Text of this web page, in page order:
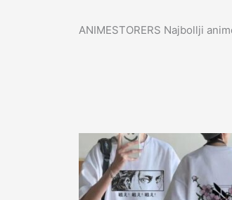
ANIMESTORERS Najbollji